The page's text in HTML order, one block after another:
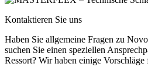
Kontaktieren Sie uns
Haben Sie allgemeine Fragen zu
suchen Sie einen speziellen
Ressort? Wir haben einige